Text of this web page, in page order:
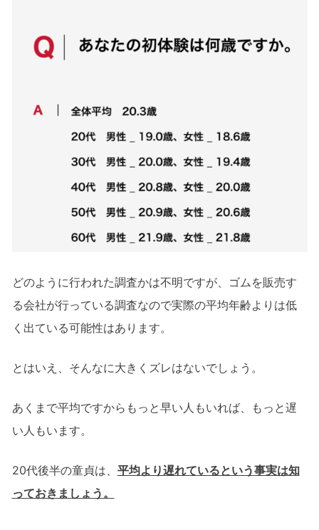
どのように行われた調査かは不明ですが、ゴムを販売す
る会社が行っている調査なので実際の平均年齢よりは低
く出ている可能性はあります。
とはいえ、そんなに大きくズレはないでしょう。
あくまで平均ですからもっと早い人もいれば、もっと遅
い人もいます。
20代後半の童貞は、 平均より遅れているという事実は知
っておきましょう。